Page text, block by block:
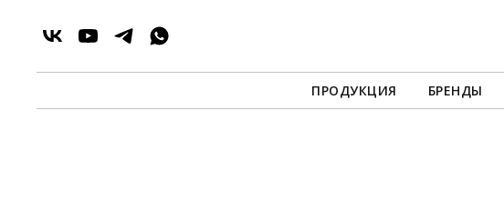
ПРОДУКЦИЯ БРЕНДЫ